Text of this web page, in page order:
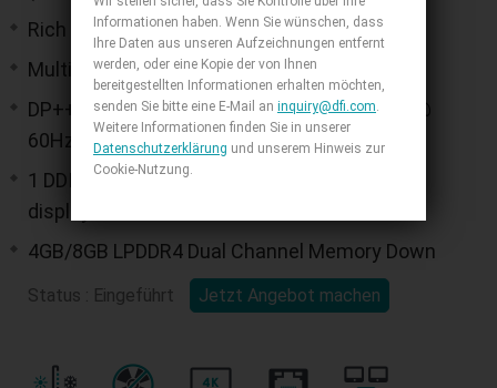
Rich I/O: 1 Intel GbE, 1 USB 3.0, 8 USB 2.0
Multiple expansions: 4 PCIe x1
DP++ resolution supports up to 4096x2160 @
60Hz
1 DDI*, 1 LVDS*/(eDP + DDI)；Supports triple
displays: eDP+2DDI
4GB/8GB LPDDR4 Dual Channel Memory Down
Status : Eingeführt Jetzt Angebot machen
Informationen haben. Wenn Sie wünschen, dass
Ihre Daten aus unseren Aufzeichnungen entfernt
werden, oder eine Kopie der von Ihnen
bereitgestellten Informationen erhalten möchten,
senden Sie bitte eine E-Mail an inquiry@dfi.com
Weitere Informationen finden Sie in unserer
Datenschutzerklärung und unserem Hinweis zur
Cookie-Nutzung.